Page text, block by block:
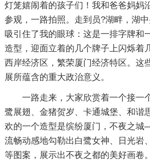
灯笼嬉闹着的孩子们！我和爸爸妈妈
参观，一路拍照。走到员?湖畔，湖
吸引住了我的眼球：这是一排字牌和
造型，迎面立着的几个牌子上闪烁着
西岸经济区，繁荣厦门经济特区。这
展所蕴含的重大政治意义。
一路走来，大家欣赏着一个接一
鹭展翅、金猪贺岁、卡通城堡、和谐
欢的一个造型是缤纷厦门，不夜之
流畅动感地勾勒出白鹭女神、日光岩
等图案，展示出不夜之都的美好画卷